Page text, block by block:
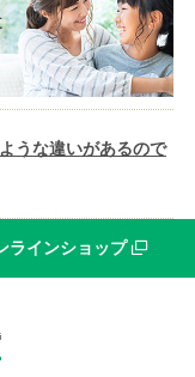
うな違いがあるので
ラインショップ